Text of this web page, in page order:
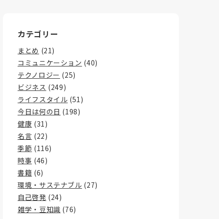
カテゴリー
まとめ (21)
コミュニケーション (40)
テクノロジー (25)
ビジネス (249)
ライフスタイル (51)
今日は何の日 (198)
健康 (31)
名言 (22)
季節 (116)
時事 (46)
書籍 (6)
環境・サステナブル (27)
自己啓発 (24)
雑学・豆知識 (76)